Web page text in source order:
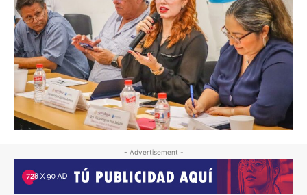
- Advertisement -